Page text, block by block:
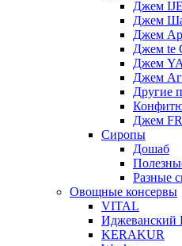
Джем
Джем
Джем
Джем te
Джем
Джем
Другие
Джем
Сиропы
Дошаб
Разные
Овощные консервы
VITAL
Иджеванский
KERAKUR